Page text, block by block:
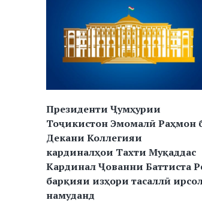
Президенти Ҷумҳурии
Тоҷикистон Эмомалӣ Раҳмон
Декани Коллегияи
кардиналҳои Тахти Муқаддас
Кардинал Ҷованни Баттиста
барқияи изҳори тасаллӣ
намуданд